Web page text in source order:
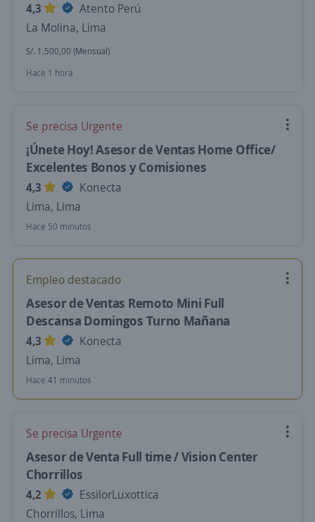
4,3
Atento Perú
La Molina, Lima
S/. 1.500,00 (Mensual)
Hace 1 hora
Se precisa Urgente
¡Únete Hoy! Asesor de Ventas Home Office/
Excelentes Bonos y Comisiones
4,3
Konecta
Lima, Lima
Hace 50 minutos
Empleo destacado
Asesor de Ventas Remoto Mini Full
Descansa Domingos Turno Mañana
4,3
Konecta
Lima, Lima
Hace 41 minutos
Se precisa Urgente
Asesor de Venta Full time / Vision Center
Chorrillos
4,2
EssilorLuxottica
Chorrillos, Lima